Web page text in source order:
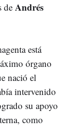
de Andrés
está
órgano
nació el
intervenido
su apoyo
como